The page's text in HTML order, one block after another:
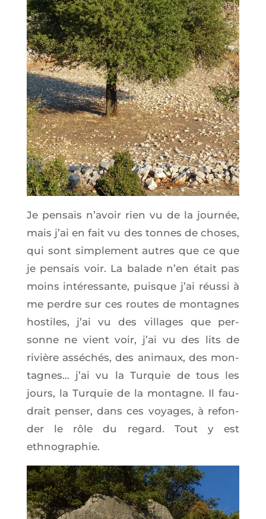
Je pen­sais n’a­voir rien vu de la jour­née,
mais j’ai en fait vu des tonnes de choses,
qui sont sim­ple­ment autres que ce que
je pen­sais voir. La balade n’en était pas
moins inté­res­sante, puisque j’ai réus­si à
me perdre sur ces routes de mon­tagnes
hos­tiles, j’ai vu des vil­lages que per­
sonne ne vient voir, j’ai vu des lits de
rivière assé­chés, des ani­maux, des mon­
tagnes… j’ai vu la Tur­quie de tous les
jours, la Tur­quie de la mon­tagne. Il fau­
drait pen­ser, dans ces voyages, à refon­
der le rôle du regard. Tout y est
ethnographie.